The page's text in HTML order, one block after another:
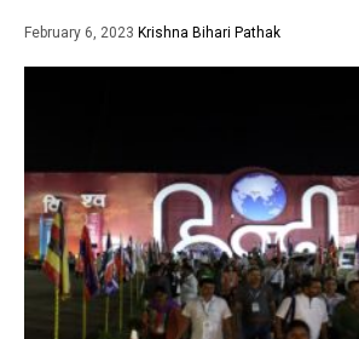
February 6, 2023 Krishna Bihari Pathak